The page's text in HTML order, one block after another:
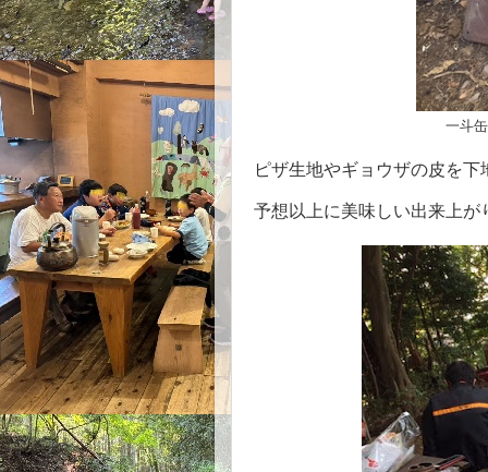
一斗
ピザ生地やギョウザの皮を
予想以上に美味しい出来上が